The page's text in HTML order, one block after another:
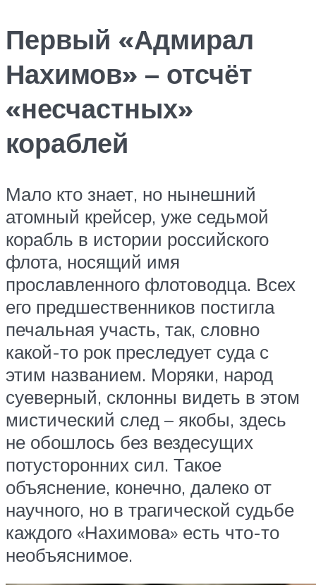
Первый «Адмирал
Нахимов» – отсчёт
«несчастных»
кораблей
Мало кто знает, но нынешний
атомный крейсер, уже седьмой
корабль в истории российского
флота, носящий имя
прославленного флотоводца. Всех
его предшественников постигла
печальная участь, так, словно
какой-то рок преследует суда с
этим названием. Моряки, народ
суеверный, склонны видеть в этом
мистический след – якобы, здесь
не обошлось без вездесущих
потусторонних сил. Такое
объяснение, конечно, далеко от
научного, но в трагической судьбе
каждого «Нахимова» есть что-то
необъяснимое.